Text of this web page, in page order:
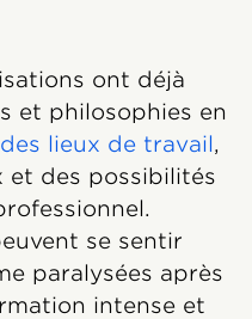
ont déjà
et philosophies en
des lieux de travail,
et des possibilités
se sentir
paralysées après
intense et